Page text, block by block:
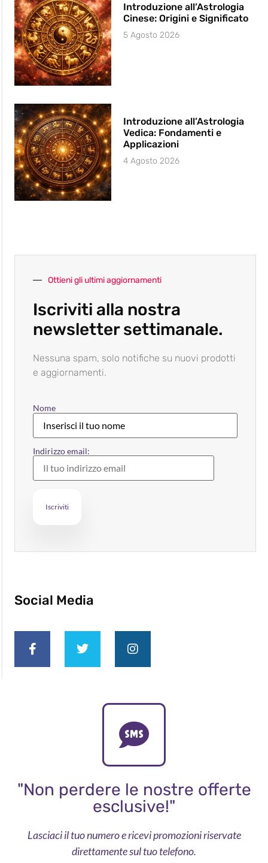
Introduzione all’Astrologia
Cinese: Origini e Significato
5 Agosto 2026
Introduzione all’Astrologia
Vedica: Fondamenti e
Applicazioni
4 Agosto 2026
Ottieni gli ultimi aggiornamenti
Iscriviti alla nostra
newsletter settimanale.
Nessuna spam, solo notifiche su nuovi prodotti
e aggiornamenti.
Nome
Indirizzo email:
Social Media
"Non perdere le nostre offerte
esclusive!"
Lasciaci il tuo numero e ricevi promozioni riservate
direttamente sul tuo telefono.